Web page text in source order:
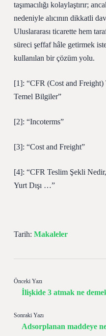
taşımacılığı kolaylaştırır;
nedeniyle alıcının dikkatli
Uluslararası ticarette hem
süreci şeffaf hâle getirmek
kullanılan bir çözüm yolu.
[1]: “CFR (Cost and Freight)
Temel Bilgiler”
[2]: “Incoterms”
[3]: “Cost and Freight”
[4]: “CFR Teslim Şekli
Yurt Dışı …”
Tarih: Makaleler
Önceki Yazı
İlişkide 3 atmak ne
Sonraki Yazı
Adsorplanan maddeye